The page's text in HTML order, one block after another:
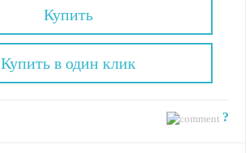
Купить
?
Купить в один клик